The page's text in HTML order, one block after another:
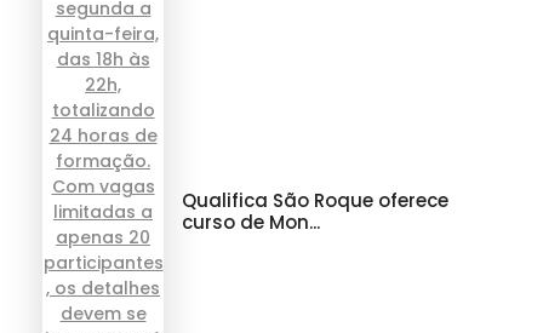
Qualifica São Roque oferece
curso de Mon...